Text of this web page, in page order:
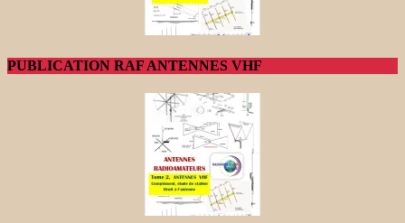
PUBLICATION RAF ANTENNES VHF